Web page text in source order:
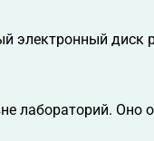
электронный
лабораторий.